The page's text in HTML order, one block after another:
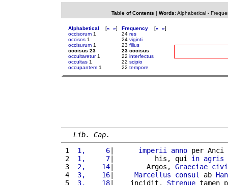
Table of Contents | Words: Alphabetical-
Alphabetical [« »]
occisorum 1
occisos 1
occisurum 1
occisus 23
occultaretur1
occultas 1
occupantem 1
Frequency [« »]
24 res
24 viginti
23 filius
23 occisus
22 interfectus
22 scipio
22 tempore
Lib. Cap.
1
1,     6| imperii anno per Anci
2
1,     7|          his, qui in agris
3
2,    14|        Argos, Graeciae
4
3,    16| Marcellus consul ab
5
3,    18|    incidit. Strenue tamen